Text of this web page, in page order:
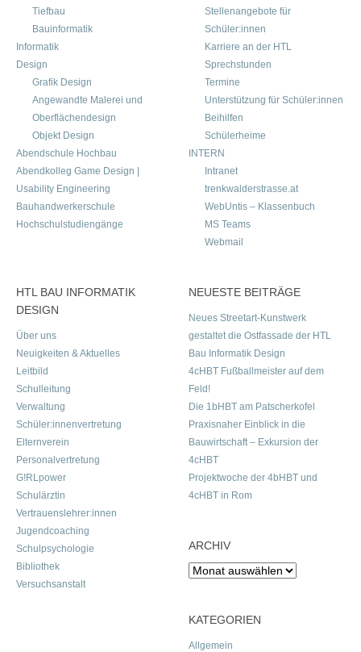
Tiefbau
Bauinformatik
Informatik
Design
Grafik Design
Angewandte Malerei und
Oberflächendesign
Objekt Design
Abendschule Hochbau
Abendkolleg Game Design |
Usability Engineering
Bauhandwerkerschule
Hochschulstudiengänge
Stellenangebote für
Schüler:innen
Karriere an der HTL
Sprechstunden
Termine
Unterstützung für Schüler:innen
Beihilfen
Schülerheime
INTERN
Intranet
trenkwalderstrasse.at
WebUntis – Klassenbuch
MS Teams
Webmail
HTL BAU INFORMATIK
DESIGN
Über uns
Neuigkeiten & Aktuelles
Leitbild
Schulleitung
Verwaltung
Schüler:innenvertretung
Elternverein
Personalvertretung
G!RLpower
Schulärztin
Vertrauenslehrer:innen
Jugendcoaching
Schulpsychologie
Bibliothek
Versuchsanstalt
NEUESTE BEITRÄGE
Neues Streetart-Kunstwerk
gestaltet die Ostfassade der HTL
Bau Informatik Design
4cHBT Fußballmeister auf dem
Feld!
Die 1bHBT am Patscherkofel
Praxisnaher Einblick in die
Bauwirtschaft – Exkursion der
4cHBT
Projektwoche der 4bHBT und
4cHBT in Rom
ARCHIV
Archiv
KATEGORIEN
Allgemein